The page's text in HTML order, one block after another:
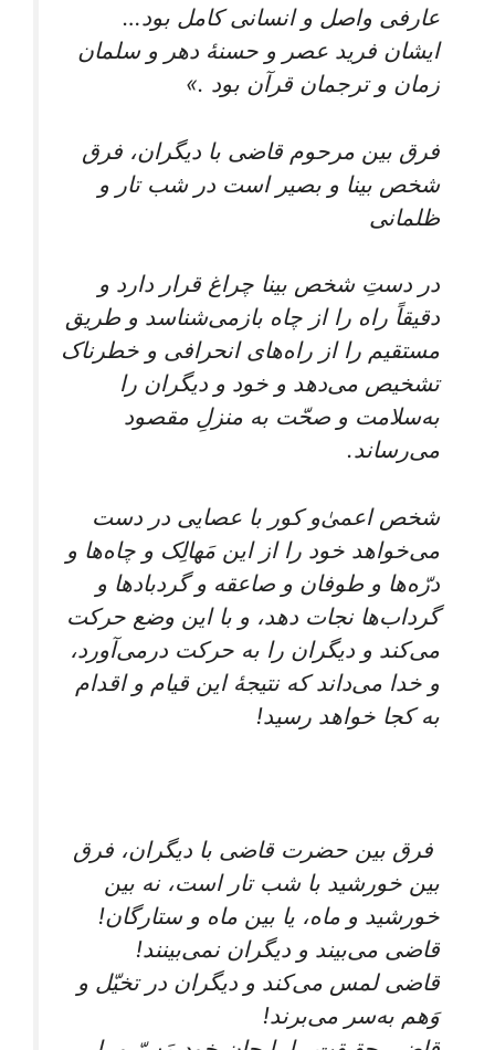
عارفی واصل و انسانی کامل بود…
ایشان فرید عصر و حسنۀ دهر و سلمان
زمان و ترجمان قرآن بود .»
فرق بین مرحوم قاضی با دیگران، فرق
شخص بینا و بصیر است در شب تار و
ظلمانی
در دستِ شخص بینا چراغ قرار دارد و
دقیقاً راه را از چاه بازمی‌شناسد و طریق
مستقیم را از راه‌های انحرافی و خطرناک
تشخیص می‌دهد و خود و دیگران را
به‌سلامت و صحّت به منزلِ مقصود
می‌رساند.
شخص اعمیٰ‌و کور با عصایی در دست
می‌خواهد خود را از این مَهالِک و چاه‌ها و
درّه‌ها و طوفان و صاعقه و گردبادها و
گرداب‌ها نجات دهد، و با این وضع حرکت
می‌کند و دیگران را به حرکت درمی‌آورد،
و خدا می‌داند که نتیجۀ این قیام و اقدام
به کجا خواهد رسید!
فرق بین حضرت قاضی با دیگران، فرق
بین خورشید با شب تار است، نه بین
خورشید و ماه، یا بین ماه و ستارگان!
قاضی می‌بیند و دیگران نمی‌بینند!
قاضی لمس می‌کند و دیگران در تخیّل و
وَهم به‌سر می‌برند!